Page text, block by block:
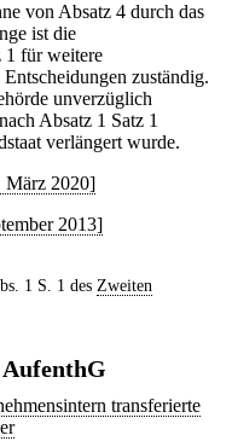
von Absatz 4 durch das
ist die
1 für weitere
zuständig.
unverzüglich
Absatz 1 Satz 1
verlängert wurde.
März 2020]
2013]
1 S. 1 des Zweiten
transferierte